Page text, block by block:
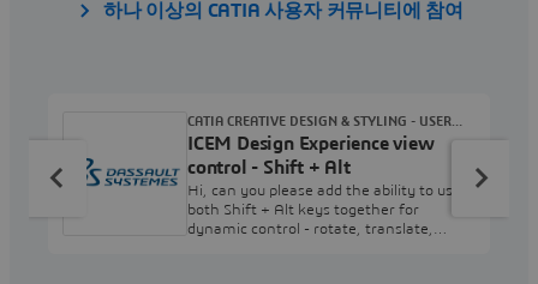
하나 이상의 CATIA 사용자 커뮤니티에 참여
ICEM Design Experience view
control - Shift + Alt
Hi, can you please add the ability to use
both Shift + Alt keys together for
dynamic control - rotate, translate,
CATIA CREATIVE DESIGN & STYLING - USER
COMMUNITY